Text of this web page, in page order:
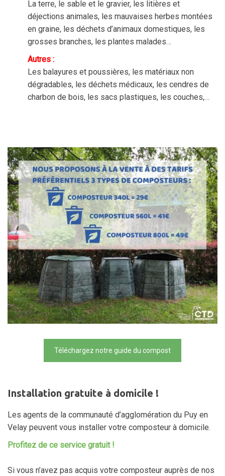
La terre, le sable et le gravier, les litières et
déjections animales, les mauvaises herbes montées
en graine, les déchets d’animaux domestiques, les
grosses branches, les plantes malades…
Autres :
Les balayures et poussières, les matériaux non
dégradables, les déchets médicaux, les cendres de
charbon de bois, les sacs plastiques, les couches,…
Téléchargez notre guide du compost
Installation gratuite à domicile !
Les agents de la communauté d’agglomération du Puy en
Velay peuvent vous installer votre composteur à domicile.
Profitez de ce service gratuit !
Si vous n’avez pas acquis votre composteur auprès de nos